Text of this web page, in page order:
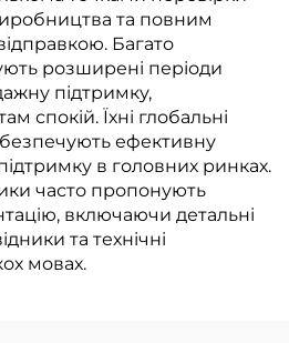
та повним
Багато
розширені періоди
підтримку,
спокій. Їхні глобальні
ефективну
в головних ринках.
часто пропонують
включаючи детальні
та технічні
мовах.